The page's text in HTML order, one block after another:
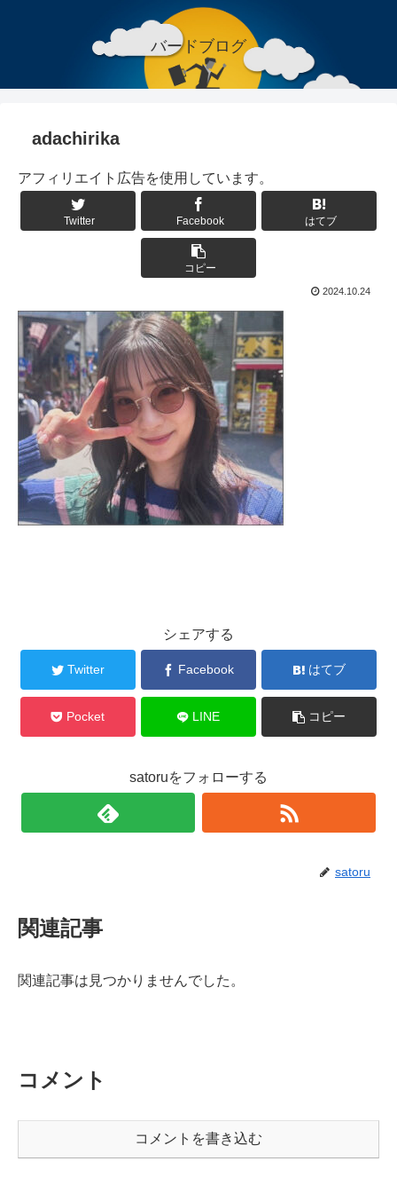
バードブログ
adachirika
アフィリエイト広告を使用しています。
Twitter Facebook はてブ
コピー
2024.10.24
シェアする
Twitter Facebook はてブ
Pocket LINE コピー
satoruをフォローする
satoru
関連記事
関連記事は見つかりませんでした。
コメント
コメントを書き込む